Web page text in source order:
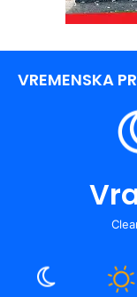
VREMENSKA